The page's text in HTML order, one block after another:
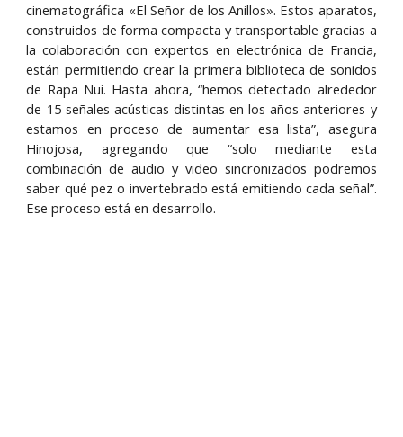
cinematográfica «El Señor de los Anillos». Estos aparatos,
construidos de forma compacta y transportable gracias a
la colaboración con expertos en electrónica de Francia,
están permitiendo crear la primera biblioteca de sonidos
de Rapa Nui. Hasta ahora, “hemos detectado alrededor
de 15 señales acústicas distintas en los años anteriores y
estamos en proceso de aumentar esa lista”, asegura
Hinojosa, agregando que “solo mediante esta
combinación de audio y video sincronizados podremos
saber qué pez o invertebrado está emitiendo cada señal”.
Ese proceso está en desarrollo.